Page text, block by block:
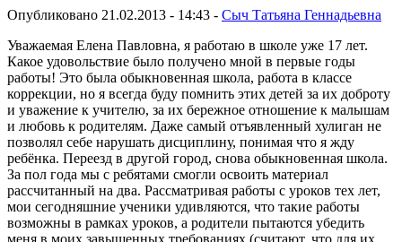
Опубликовано 21.02.2013 - 14:43 - Сыч Татьяна Геннадьевна
Уважаемая Елена Павловна, я работаю в школе уже 17 лет.
Какое удовольствие было получено мной в первые годы
работы! Это была обыкновенная школа, работа в классе
коррекции, но я всегда буду помнить этих детей за их доброту
и уважение к учителю, за их бережное отношение к малышам
и любовь к родителям. Даже самый отъявленный хулиган не
позволял себе нарушать дисциплину, понимая что я жду
ребёнка. Переезд в другой город, снова обыкновенная школа.
За пол года мы с ребятами смогли освоить материал
рассчитанный на два. Рассматривая работы с уроков тех лет,
мои сегодняшние ученики удивляются, что такие работы
возможны в рамках уроков, а родители пытаются убедить
меня в моих завышенных требованиях (считают, что для их